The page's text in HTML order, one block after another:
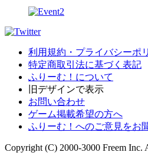
利用規約・プライバシーポ
特定商取引法に基づく表記
ふりーむ！について
旧デザインで表示
お問い合わせ
ゲーム掲載希望の方へ
ふりーむ！へのご意見をお
Copyright (C) 2000-3000 Freem Inc.